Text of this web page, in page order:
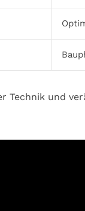
Technik und